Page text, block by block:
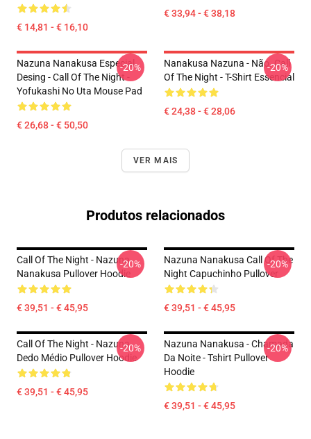
€ 14,81 - € 16,10
€ 33,94 - € 38,18
Nazuna Nanakusa Especial
Desing - Call Of The Night -
Yofukashi No Uta Mouse Pad
€ 26,68 - € 50,50
-20%
Nanakusa Nazuna - Não. Call
Of The Night - T-Shirt Essencial
€ 24,38 - € 28,06
-20%
VER MAIS
Produtos relacionados
Call Of The Night - Nazuna
Nanakusa Pullover Hoodie
€ 39,51 - € 45,95
-20%
Nazuna Nanakusa Call Of The
Night Capuchinho Pullover
€ 39,51 - € 45,95
-20%
Call Of The Night - Nazuna
Dedo Médio Pullover Hoodie
€ 39,51 - € 45,95
-20%
Nazuna Nanakusa - Chamada
Da Noite - Tshirt Pullover
Hoodie
€ 39,51 - € 45,95
-20%